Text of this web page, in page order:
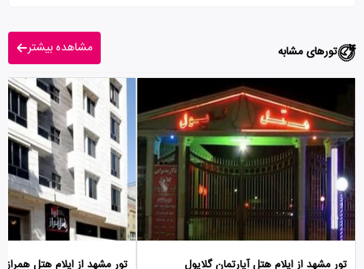
تورهای مشابه مشاهده بیشتر
تور مشهد از ایلام هتل آپارتمان گلایول تور مشهد از ایلام هتل همراز